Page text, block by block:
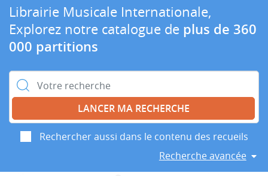
Librairie Musicale Internationale,
Explorez notre catalogue de plus de 360
000 partitions
Rechercher :
Rechercher aussi dans le contenu des recueils
Recherche avancée